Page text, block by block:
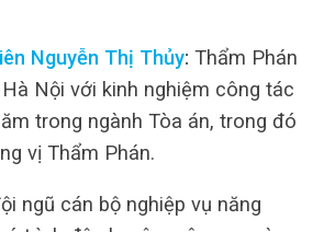
Nguyễn Thị Thủy: Thẩm Phán
Nội với kinh nghiệm công tác
trong ngành Tòa án, trong đó
vị Thẩm Phán.
ngũ cán bộ nghiệp vụ năng